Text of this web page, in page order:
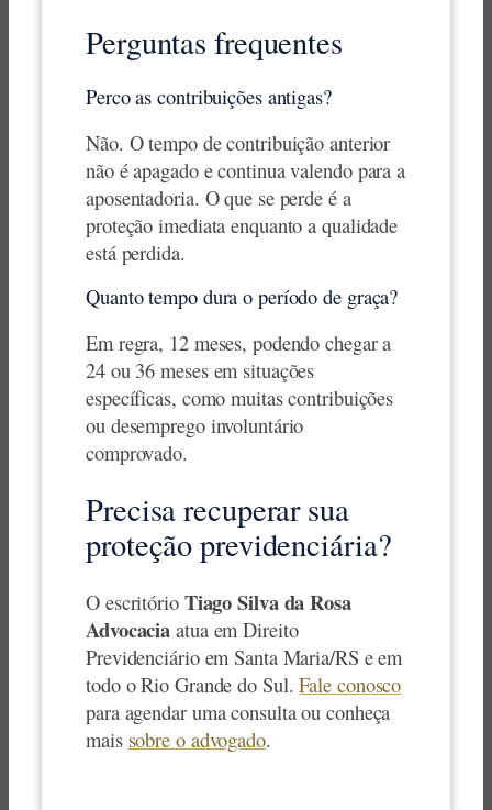
Perguntas frequentes
Perco as contribuições antigas?
Não. O tempo de contribuição anterior
não é apagado e continua valendo para a
aposentadoria. O que se perde é a
proteção imediata enquanto a qualidade
está perdida.
Quanto tempo dura o período de graça?
Em regra, 12 meses, podendo chegar a
24 ou 36 meses em situações
específicas, como muitas contribuições
ou desemprego involuntário
comprovado.
Precisa recuperar sua
proteção previdenciária?
O escritório Tiago Silva da Rosa
Advocacia atua em Direito
Previdenciário em Santa Maria/RS e em
todo o Rio Grande do Sul.Fale conosco
para agendar uma consulta ou conheça
mais sobre o advogado.